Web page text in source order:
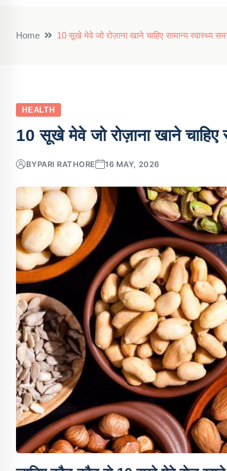
Home 10 सूखे मेवे जो रोज़ाना खाने चाहिए सामान्य स्वास्थ्य
HEALTH
10 सूखे मेवे जो रोज़ाना खाने
BYPARI RATHORE 16 MAY, 2026